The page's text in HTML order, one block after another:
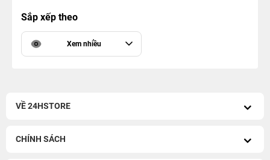
Sắp xếp theo
Xem nhiều
VỀ 24HSTORE
CHÍNH SÁCH